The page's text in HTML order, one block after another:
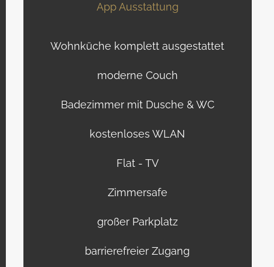
App Ausstattung
Wohnküche komplett ausgestattet
moderne Couch
Badezimmer mit Dusche & WC
kostenloses WLAN
Flat - TV
Zimmersafe
großer Parkplatz
barrierefreier Zugang